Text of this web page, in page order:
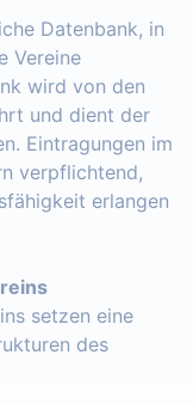
Datenbank, in
Vereine
wird von den
und dient der
Eintragungen im
verpflichtend,
erlangen
setzen eine
des